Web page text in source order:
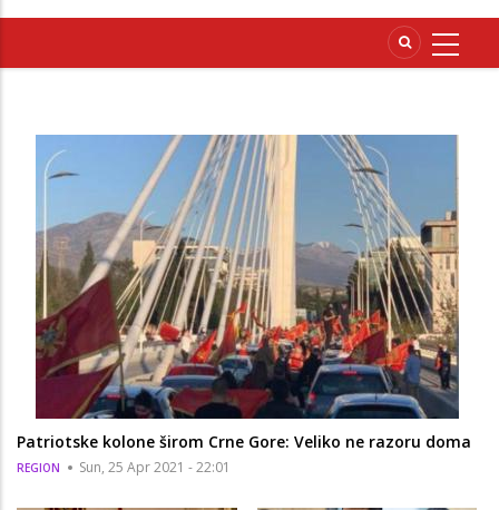
Patriotske kolone širom Crne Gore: Veliko ne razoru doma
REGION Sun, 25 Apr 2021 - 22:01